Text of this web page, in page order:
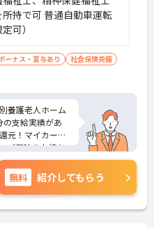
持で可 普通自動車運転
可）
ーナス・賞与あり
社会保険完備
養護老人ホーム
支給実績があ
元！マイカー通
ご興味をお持ち
い。
無料 紹介してもらう